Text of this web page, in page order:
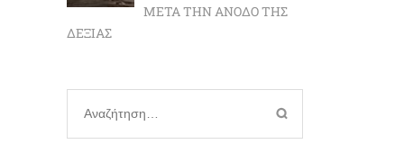
ΜΕΤΆ ΤΗΝ ΆΝΟΔΟ ΤΗΣ
ΔΕΞΙΆΣ
Αναζήτηση
για: